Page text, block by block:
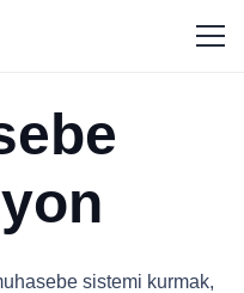
sistemi kurmak,